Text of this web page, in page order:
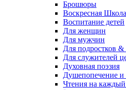
Брошюры
Воскресная Школа
Воспитание детей
Для женщин
Для мужчин
Для подростков
Для служителей
Духовная поэзия
Душепопечение и
Чтения на каждый